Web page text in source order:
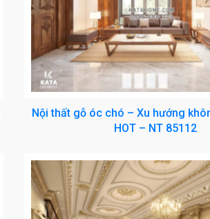
Nội thất gỗ óc chó – Xu hướng
HOT – NT 85112